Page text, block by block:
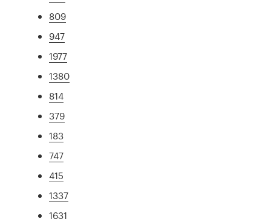
809
947
1977
1380
814
379
183
747
415
1337
1631